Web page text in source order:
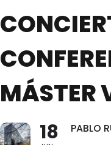
MÁSTER
18 PABLO